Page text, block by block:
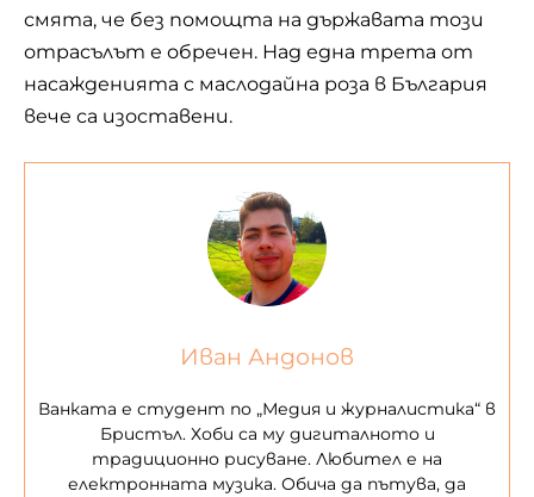
смята, че без помощта на държавата този
отрасълът е обречен. Над една трета от
насажденията с маслодайна роза в България
вече са изоставени.
Иван Андонов
Ванката е студент по „Медия и журналистика“ в
Бристъл. Хоби са му дигиталното и
традиционно рисуване. Любител е на
електронната музика. Обича да пътува, да